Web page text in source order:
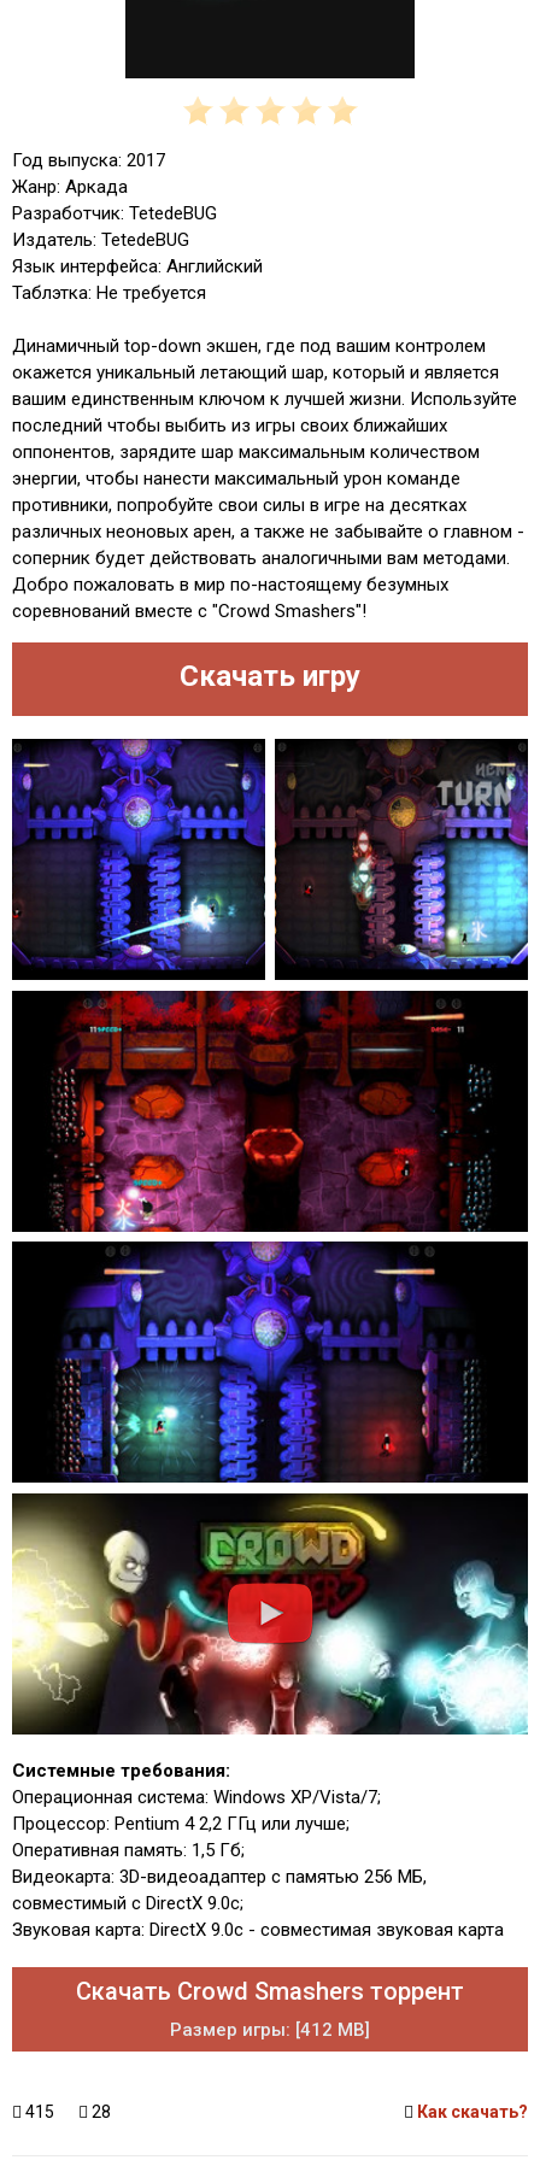
Год выпуска: 2017
Жанр: Аркада
Разработчик: TetedeBUG
Издатель: TetedeBUG
Язык интерфейса: Английский
Таблэтка: Не требуется
Динамичный top-down экшен, где под вашим контролем
окажется уникальный летающий шар, который и является
вашим единственным ключом к лучшей жизни. Используйте
последний чтобы выбить из игры своих ближайших
оппонентов, зарядите шар максимальным количеством
энергии, чтобы нанести максимальный урон команде
противники, попробуйте свои силы в игре на десятках
различных неоновых арен, а также не забывайте о главном -
соперник будет действовать аналогичными вам методами.
Добро пожаловать в мир по-настоящему безумных
соревнований вместе с "Crowd Smashers"!
Скачать игру
Системные требования:
Операционная система: Windows XP/Vista/7;
Процессор: Pentium 4 2,2 ГГц или лучше;
Оперативная память: 1,5 Гб;
Видеокарта: 3D-видеоадаптер с памятью 256 МБ,
совместимый с DirectX 9.0c;
Звуковая карта: DirectX 9.0с - совместимая звуковая карта
Скачать Crowd Smashers торрент
Размер игры: [412 MB]
415 28 Как скачать?